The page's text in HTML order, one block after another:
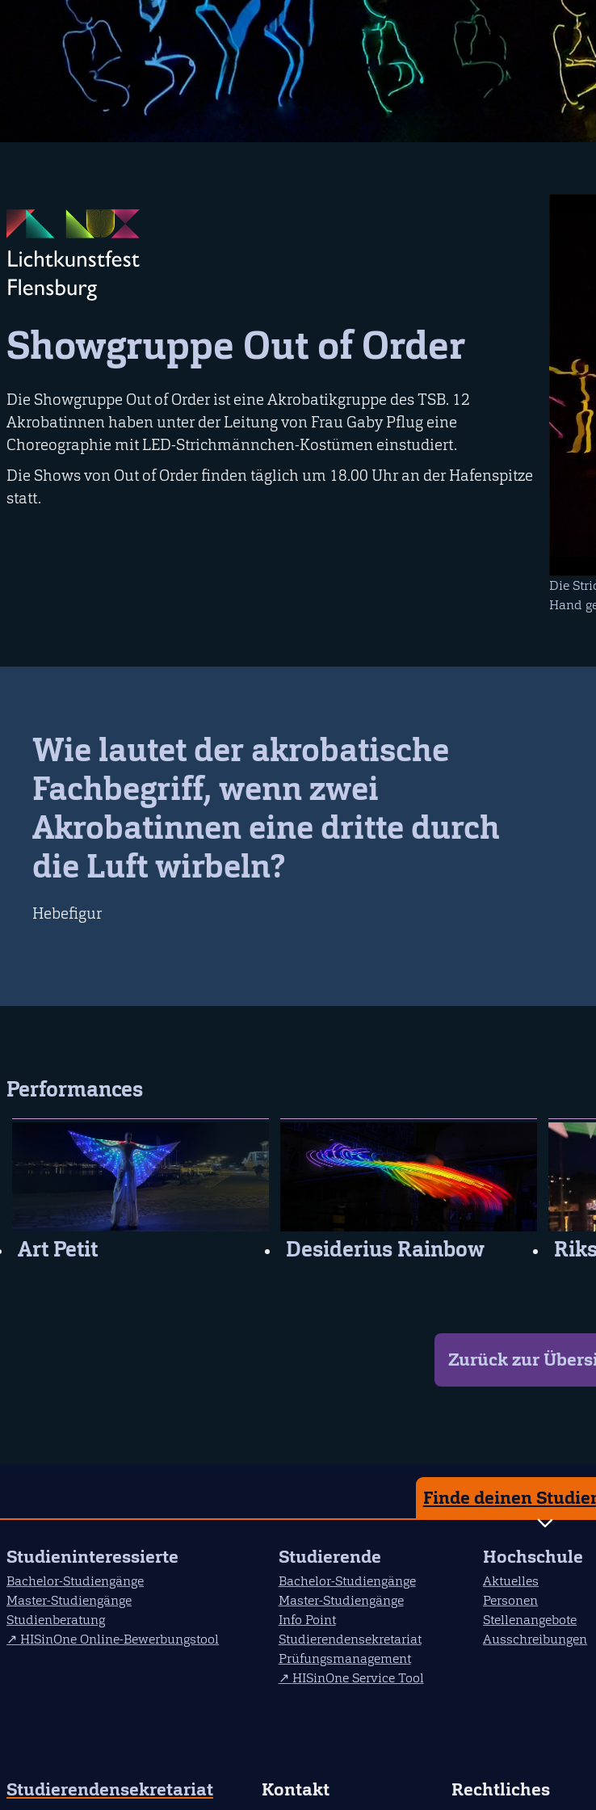
Showgruppe Out of Order
Die Showgruppe Out of Order ist eine Akrobatikgruppe des TSB. 12
Akrobatinnen haben unter der Leitung von Frau Gaby Pflug eine
Choreographie mit LED-Strichmännchen-Kostümen einstudiert.
Die Shows von Out of Order finden täglich um 18.00 Uhr an der Hafenspitze
statt.
Die
Hand
Wie lautet der akrobatische
Fachbegriff, wenn zwei
Akrobatinnen eine dritte durch
die Luft wirbeln?
Hebefigur
Performances
Art Petit Desiderius Rainbow
Zurück zur
Finde deinen
Studieninteressierte
Bachelor-Studiengänge
Master-Studiengänge
Studienberatung
HISinOne Online-Bewerbungstool
Studierende
Bachelor-Studiengänge
Master-Studiengänge
Info Point
Studierendensekretariat
Prüfungsmanagement
HISinOne Service Tool
Hochschule
Aktuelles
Personen
Stellenangebote
Ausschreibungen
Studierendensekretariat Kontakt Rechtliches